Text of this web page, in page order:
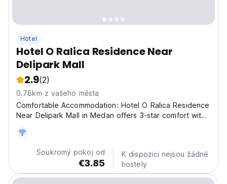
Hotel
Hotel O Ralica Residence Near
Delipark Mall
2.9(2)
0.78km z vašeho města
Comfortable Accommodation: Hotel O Ralica Residence
Near Delipark Mall in Medan offers 3-star comfort with
clean and welcoming environment. Convenient
Location: Situated 24 km from Kualanamu International...
Soukromý pokoj od
€3.85
K dispozici nejsou žádné
hostely